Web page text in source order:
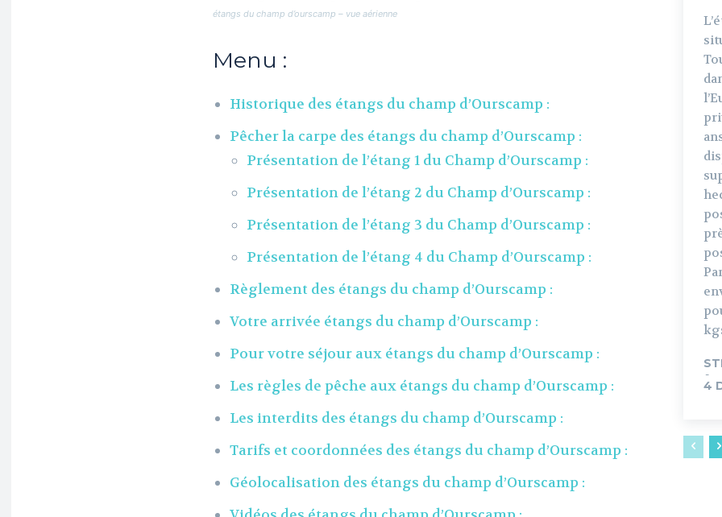
étangs du champ d’ourscamp – vue aérienne
Menu :
Historique des étangs du champ d’Ourscamp :
Pêcher la carpe des étangs du champ d’Ourscamp :
Présentation de l’étang 1 du Champ d’Ourscamp :
Présentation de l’étang 2 du Champ d’Ourscamp :
Présentation de l’étang 3 du Champ d’Ourscamp :
Présentation de l’étang 4 du Champ d’Ourscamp :
Règlement des étangs du champ d’Ourscamp :
Votre arrivée étangs du champ d’Ourscamp :
Pour votre séjour aux étangs du champ d’Ourscamp :
Les règles de pêche aux étangs du champ d’Ourscamp :
Les interdits des étangs du champ d’Ourscamp :
Tarifs et coordonnées des étangs du champ d’Ourscamp :
Géolocalisation des étangs du champ d’Ourscamp :
-
4